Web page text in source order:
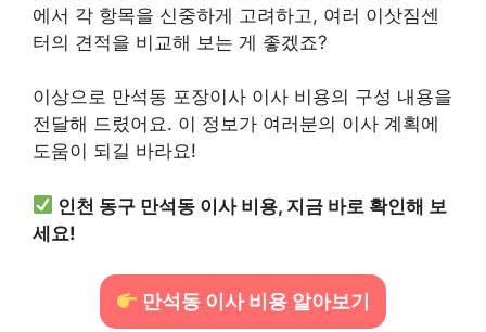
에서 각 항목을 신중하게 고려하고, 여러 이삿짐센
터의 견적을 비교해 보는 게 좋겠죠?
이상으로 만석동 포장이사 이사 비용의 구성 내용을
전달해 드렸어요. 이 정보가 여러분의 이사 계획에
도움이 되길 바라요!
인천 동구 만석동 이사 비용, 지금 바로 확인해 보
세요!
만석동 이사 비용 알아보기